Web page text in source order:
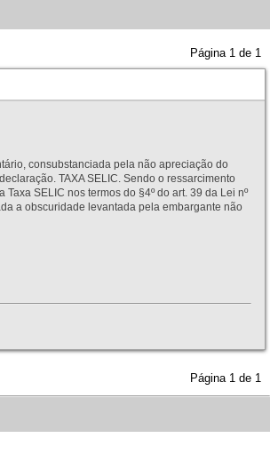
Página 1 de 1
consubstanciada pela não apreciação do
TAXA SELIC. Sendo o ressarcimento
SELIC nos termos do §4º do art. 39 da Lei nº
a obscuridade levantada pela embargante não
Página 1 de 1